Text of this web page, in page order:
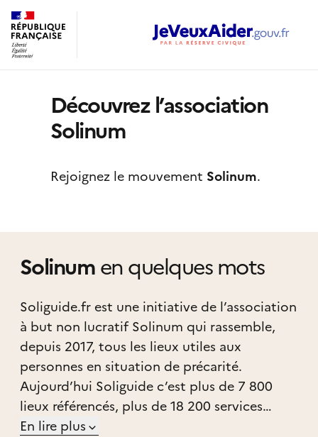
Découvrez l’association
Solinum
Rejoignez le mouvement Solinum.
Solinumen quelques mots
Soliguide.fr est une initiative de l’association
à but non lucratif Solinum qui rassemble,
depuis 2017, tous les lieux utiles aux
personnes en situation de précarité.
Aujourd’hui Soliguide c’est plus de 7 800
lieux référencés, plus de 18 200 services
cartographiés et 8 territoires couverts.
En lire plus